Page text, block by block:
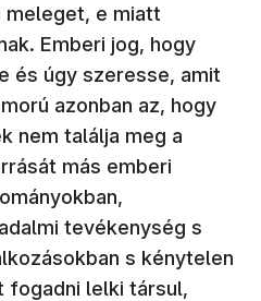
meleget, e miatt
Emberi jog, hogy
és úgy szeresse, amit
azonban az, hogy
nem találja meg a
más emberi
tevékenység s
s kénytelen
fogadni lelki társul,